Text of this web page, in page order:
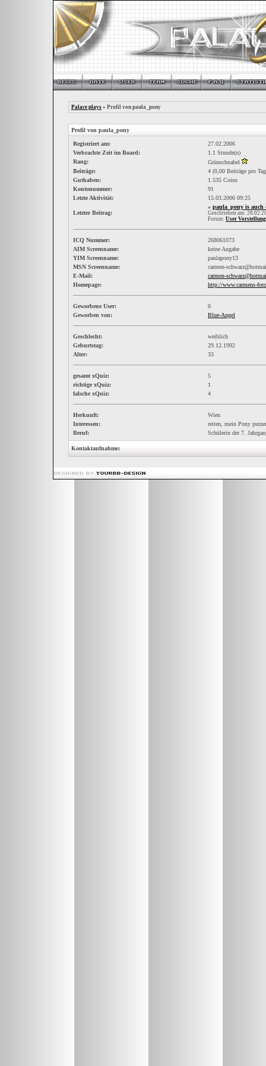
Palace plays » Profil von paula_pony
Profil von paula_pony
Registriert am:
27.02.2006
Verbrachte Zeit im Board:
1.1 Stunde(n)
Rang:
Grünschnabel
Beiträge:
4 (0,00 Beiträge pro
Guthaben:
1.535 Coins
Kontonummer:
91
Letzte Aktivität:
15.03.2006 09:25
Letzter Beitrag:
» paula_pony is auch
Geschrieben am:
Forum: User
ICQ Nummer:
268061073
AIM Screenname:
keine Angabe
YIM Screenname:
paulapony13
MSN Screenname:
carmen-
E-Mail:
carmen-
Homepage:
http://www.carmens-
Geworbene User:
0
Geworben von:
Blue-Angel
Geschlecht:
weiblich
Geburtstag:
29.12.1992
Alter:
33
gesamt xQuiz:
5
richtige xQuiz:
1
falsche xQuiz:
4
Herkunft:
Wien
Interessen:
reiten, mein Pony
Beruf:
Schülerin der 7.
Kontaktaufnahme: